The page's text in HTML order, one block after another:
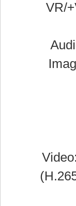
VR/